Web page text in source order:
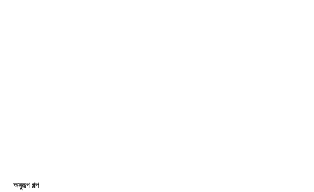
অনুরূপ গল্প